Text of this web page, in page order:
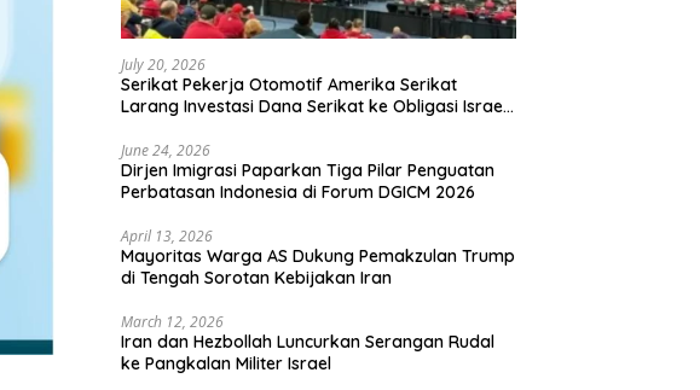
July 20, 2026
Serikat Pekerja Otomotif Amerika Serikat
Larang Investasi Dana Serikat ke Obligasi Israel,
June 24, 2026
Dirjen Imigrasi Paparkan Tiga Pilar Penguatan
Perbatasan Indonesia di Forum DGICM 2026
April 13, 2026
Mayoritas Warga AS Dukung Pemakzulan Trump
di Tengah Sorotan Kebijakan Iran
March 12, 2026
Iran dan Hezbollah Luncurkan Serangan Rudal
ke Pangkalan Militer Israel